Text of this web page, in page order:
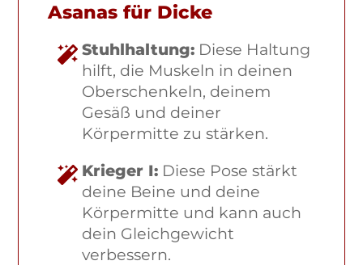
Asanas für Dicke
Stuhlhaltung:Diese Haltung
hilft, die Muskeln in deinen
Oberschenkeln, deinem
Gesäß und deiner
Körpermitte zu stärken.
Krieger I:Diese Pose stärkt
deine Beine und deine
Körpermitte und kann auch
dein Gleichgewicht
verbessern.